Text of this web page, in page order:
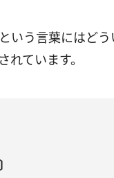
いう言葉にはど
れています。